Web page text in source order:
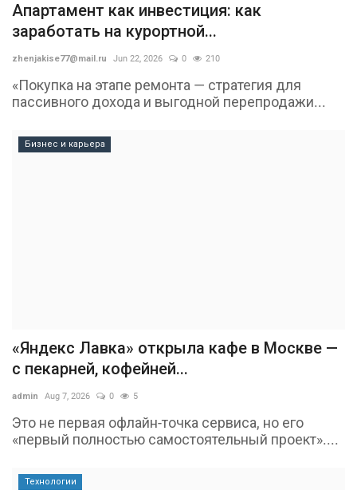
Апартамент как инвестиция: как
заработать на курортной...
zhenjakise77@mail.ru Jun 22, 2026 0 210
«Покупка на этапе ремонта — стратегия для
пассивного дохода и выгодной перепродажи...
Бизнес и карьера
«Яндекс Лавка» открыла кафе в Москве —
с пекарней, кофейней...
admin Aug 7, 2026 0 5
Это не первая офлайн-точка сервиса, но его
«первый полностью самостоятельный проект»....
Технологии